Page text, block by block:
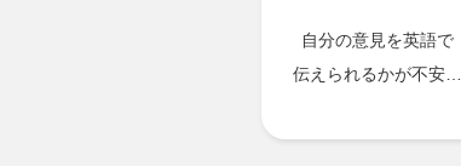
自分の意見を英語で
伝えられるかが不安…